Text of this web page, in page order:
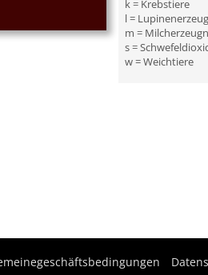
k = Krebstiere
l =
m =
s =
w = Weichtiere